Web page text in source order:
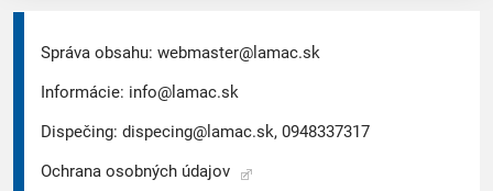
Správa obsahu: webmaster@lamac.sk
Informácie: info@lamac.sk
Dispečing: dispecing@lamac.sk, 0948337317
Ochrana osobných údajov